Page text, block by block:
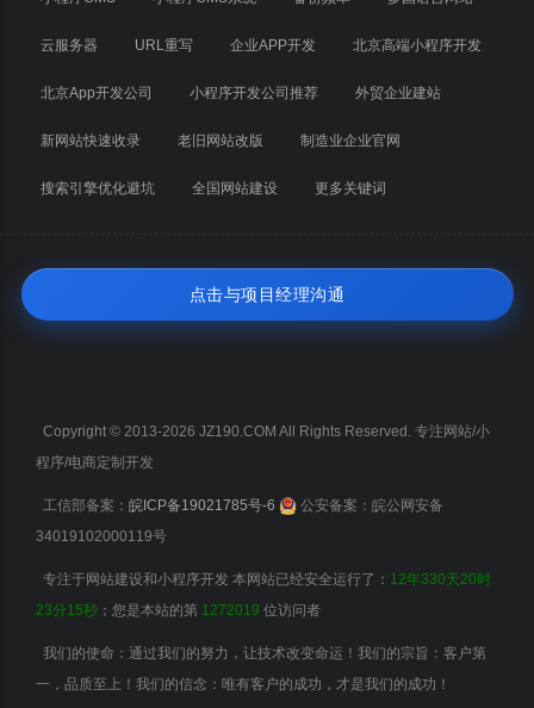
云服务器 URL重写 企业APP开发 北京高端小程序开发
北京App开发公司 小程序开发公司推荐 外贸企业建站
新网站快速收录 老旧网站改版 制造业企业官网
搜索引擎优化避坑 全国网站建设 更多关键词
点击与项目经理沟通
Copyright © 2013-2026 JZ190.COM All Rights Reserved. 专注网站/小
程序/电商定制开发
工信部备案： 皖ICP备19021785号-6
公安备案：皖公网安备
34019102000119号
专注于网站建设和小程序开发 本网站已经安全运行了： 12年330天20时
23分16秒 ；您是本站的第 1272019 位访问者
我们的使命：通过我们的努力，让技术改变命运！我们的宗旨：客户第
一，品质至上！我们的信念：唯有客户的成功，才是我们的成功！